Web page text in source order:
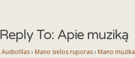
Reply To: Apie muziką
Audiofilas› Mano sielos ruporas› Mano muzika